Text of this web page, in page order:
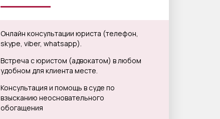
Онлайн консультации юриста (телефон,
skype, viber, whatsapp).
Встреча с юристом (адвокатом) в любом
удобном для клиента месте.
Консультация и помощь в суде по
взысканию неосновательного
обогащения